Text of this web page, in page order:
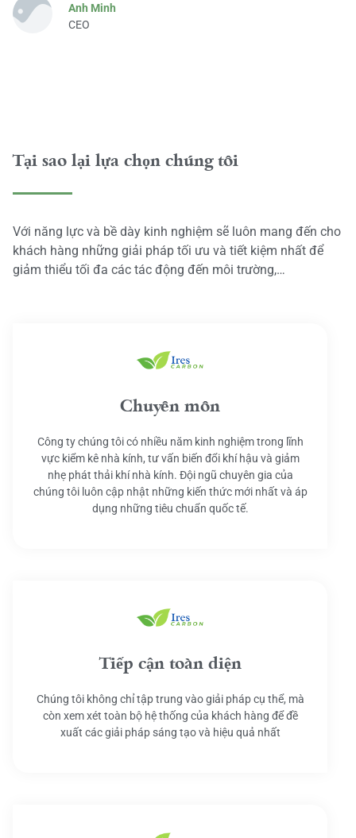
Anh Minh
CEO
Tại sao lại lựa chọn chúng tôi
Với năng lực và bề dày kinh nghiệm sẽ luôn mang đến cho
khách hàng những giải pháp tối ưu và tiết kiệm nhất để
giảm thiểu tối đa các tác động đến môi trường,…
Chuyên môn
Công ty chúng tôi có nhiều năm kinh nghiệm trong lĩnh
vực kiểm kê nhà kính, tư vấn biến đổi khí hậu và giảm
nhẹ phát thải khí nhà kính. Đội ngũ chuyên gia của
chúng tôi luôn cập nhật những kiến thức mới nhất và áp
dụng những tiêu chuẩn quốc tế.
Tiếp cận toàn diện
Chúng tôi không chỉ tập trung vào giải pháp cụ thể, mà
còn xem xét toàn bộ hệ thống của khách hàng để đề
xuất các giải pháp sáng tạo và hiệu quả nhất